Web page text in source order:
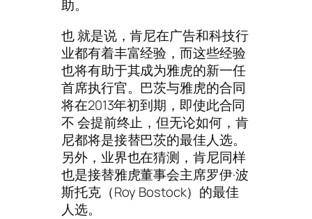
助。
也 就是说，肯尼在广告和科技行
业都有着丰富经验，而这些经验
也将有助于其成为雅虎的新一任
首席执行官。巴茨与雅虎的合同
将在2013年初到期，即使此合同
不 会提前终止，但无论如何，肯
尼都将是接替巴茨的最佳人选。
另外，业界也在猜测，肯尼同样
也是接替雅虎董事会主席罗伊·波
斯托克（Roy Bostock）的最佳
人选。